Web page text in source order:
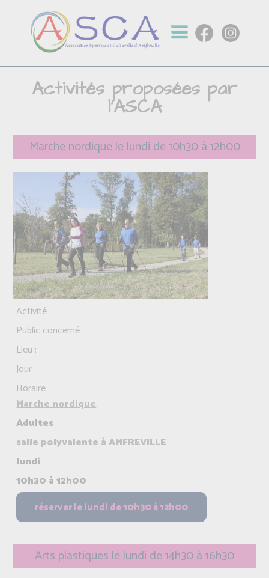
Activités proposées par
l'ASCA
Marche nordique le lundi de 10h30 à 12h00
Activité :
Public concerné :
Lieu :
Jour :
Horaire :
Marche nordique
Adultes
salle polyvalente à AMFREVILLE
lundi
10h30 à 12h00
Arts plastiques le lundi de 14h30 à 16h30